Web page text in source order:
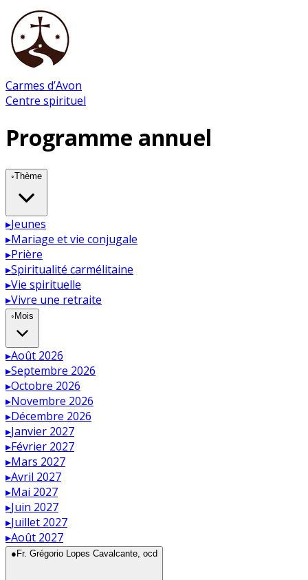
Carmes d’Avon
Centre spirituel
Programme annuel
◦Thème
▸Jeunes
▸Mariage et vie conjugale
▸Prière
▸Spiritualité carmélitaine
▸Vie spirituelle
▸Vivre une retraite
◦ Mois
▸Août 2026
▸Septembre 2026
▸Octobre 2026
▸Novembre 2026
▸Décembre 2026
▸Janvier 2027
▸Février 2027
▸Mars 2027
▸Avril 2027
▸Mai 2027
▸Juin 2027
▸Juillet 2027
▸Août 2027
● Fr. Grégorio Lopes Cavalcante, ocd